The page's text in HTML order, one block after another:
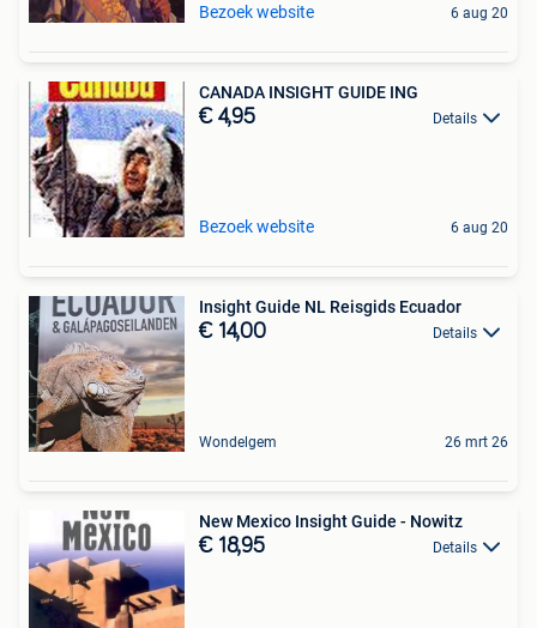
Bezoek website 6 aug 20
CANADA INSIGHT GUIDE ING
€ 4,95 Details
Bezoek website 6 aug 20
Insight Guide NL Reisgids Ecuador
€ 14,00 Details
Wondelgem 26 mrt 26
New Mexico Insight Guide - Nowitz
€ 18,95 Details